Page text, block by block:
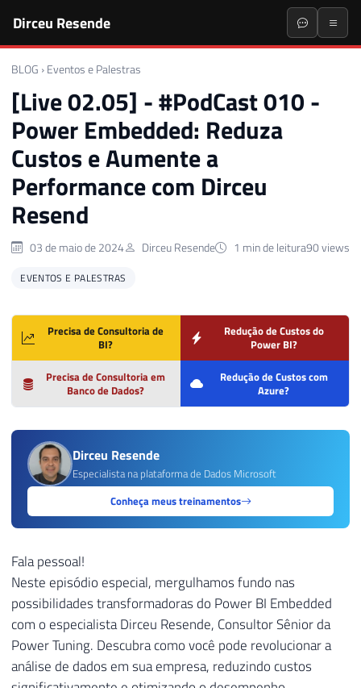
Dirceu Resende
BLOG › Eventos e Palestras
[Live 02.05] - #PodCast 010 -
Power Embedded: Reduza
Custos e Aumente a
Performance com Dirceu
Resend
03 de maio de 2024 Dirceu Resende 1 min de leitura90 views
EVENTOS E PALESTRAS
Precisa de Consultoria de
BI?
Redução de Custos do
Power BI?
Precisa de Consultoria em
Banco de Dados?
Redução de Custos com
Azure?
Dirceu Resende
Especialista na plataforma de Dados Microsoft
Conheça meus treinamentos
Fala pessoal!
Neste episódio especial, mergulhamos fundo nas
possibilidades transformadoras do Power BI Embedded
com o especialista Dirceu Resende, Consultor Sênior da
Power Tuning. Descubra como você pode revolucionar a
análise de dados em sua empresa, reduzindo custos